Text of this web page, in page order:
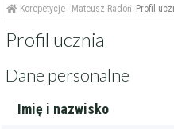
Korepetycje Mateusz Radoń Profil
Profil ucznia
Dane personalne
Imię i nazwisko